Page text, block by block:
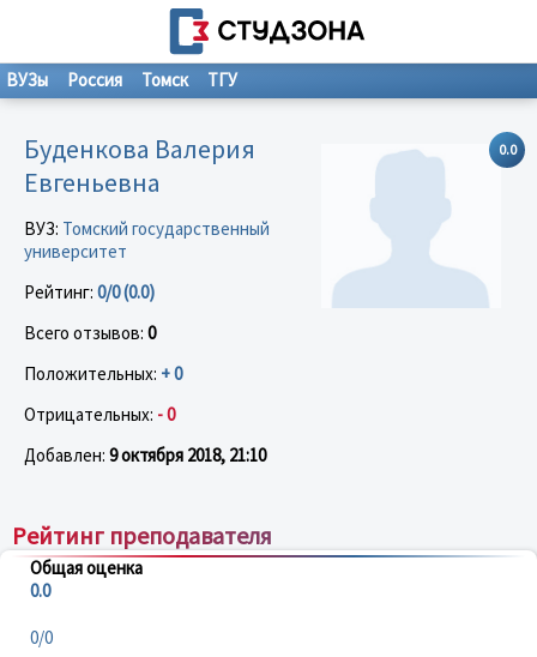
ВУЗы Россия Томск ТГУ
0.0
Буденкова Валерия
Евгеньевна
ВУЗ: Томский государственный
университет
Рейтинг: 0/0 (0.0)
Всего отзывов: 0
Положительных: + 0
Отрицательных: - 0
Добавлен: 9 октября 2018, 21:10
Рейтинг преподавателя
Общая оценка
0.0
0/0